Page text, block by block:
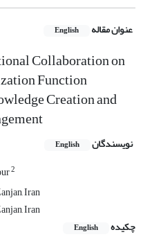
عنوان مقاله English
Collaboration on
Function
Creation and
نویسندگان English
2
Iran
Iran
چکیده
English